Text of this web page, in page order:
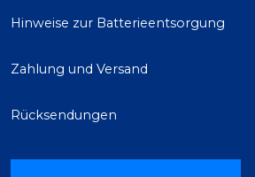
Hinweise zur Batterieentsorgung
Zahlung und Versand
Rücksendungen